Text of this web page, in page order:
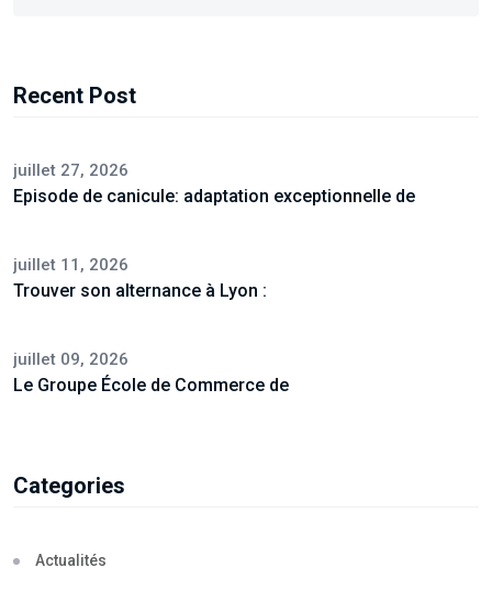
Recent Post
juillet 27, 2026
Episode de canicule: adaptation exceptionnelle de
juillet 11, 2026
Trouver son alternance à Lyon :
juillet 09, 2026
Le Groupe École de Commerce de
Categories
Actualités